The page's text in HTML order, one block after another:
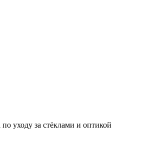
по уходу за стёклами и оптикой